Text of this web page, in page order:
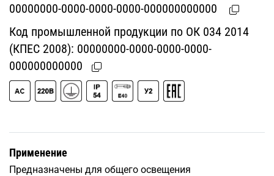
00000000-0000-0000-0000-000000000000
Код промышленной продукции по ОК 034 2014
(КПЕС 2008): 00000000-0000-0000-0000-
000000000000
Применение
Предназначены для общего освещения